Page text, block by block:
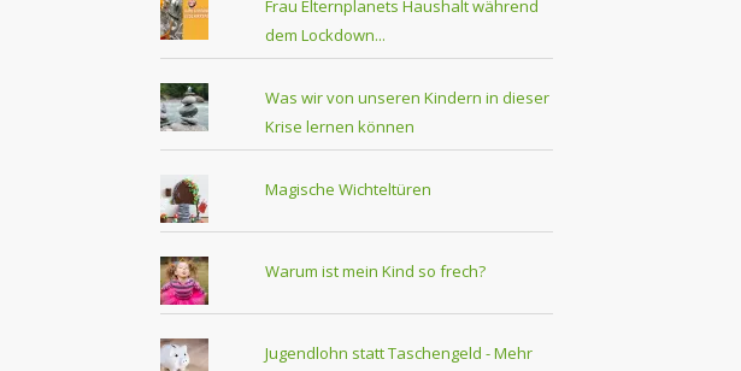
Frau Elternplanets Haushalt während
dem Lockdown...
Was wir von unseren Kindern in dieser
Krise lernen können
Magische Wichteltüren
Warum ist mein Kind so frech?
Jugendlohn statt Taschengeld - Mehr